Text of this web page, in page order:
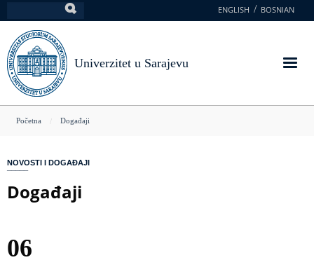
na
glavni
sadržaj
ENGLISH BOSNIAN
Univerzitet u Sarajevu
You
here
Početna Događaji
NOVOSTI I DOGAĐAJI
Događaji
06